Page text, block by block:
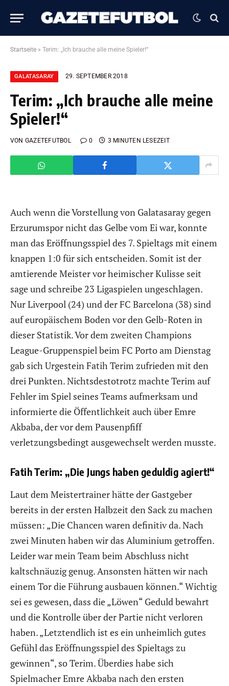
Startseite » Terim: „Ich brauche alle meine Spieler!“
GALATASARAY 29. SEPTEMBER 2018
Terim: „Ich brauche alle meine
Spieler!“
VON GAZETEFUTBOL 0 3 MINUTEN LESEZEIT
Auch wenn die Vorstellung von Galatasaray gegen
Erzurumspor nicht das Gelbe vom Ei war, konnte
man das Eröffnungsspiel des 7. Spieltags mit einem
knappen 1:0 für sich entscheiden. Somit ist der
amtierende Meister vor heimischer Kulisse seit
sage und schreibe 23 Ligaspielen ungeschlagen.
Nur Liverpool (24) und der FC Barcelona (38) sind
auf europäischem Boden vor den Gelb-Roten in
dieser Statistik. Vor dem zweiten Champions
League-Gruppenspiel beim FC Porto am Dienstag
gab sich Urgestein Fatih Terim zufrieden mit den
drei Punkten. Nichtsdestotrotz machte Terim auf
Fehler im Spiel seines Teams aufmerksam und
informierte die Öffentlichkeit auch über Emre
Akbaba, der vor dem Pausenpfiff
verletzungsbedingt ausgewechselt werden musste.
Fatih Terim: „Die Jungs haben geduldig agiert!“
Laut dem Meistertrainer hätte der Gastgeber
bereits in der ersten Halbzeit den Sack zu machen
müssen: „Die Chancen waren definitiv da. Nach
zwei Minuten haben wir das Aluminium getroffen.
Leider war mein Team beim Abschluss nicht
kaltschnäuzig genug. Ansonsten hätten wir nach
einem Tor die Führung ausbauen können.“ Wichtig
sei es gewesen, dass die „Löwen“ Geduld bewahrt
und die Kontrolle über der Partie nicht verloren
haben. „Letztendlich ist es ein unheimlich gutes
Gefühl das Eröffnungsspiel des Spieltags zu
gewinnen“, so Terim. Überdies habe sich
Spielmacher Emre Akbaba nach den ersten